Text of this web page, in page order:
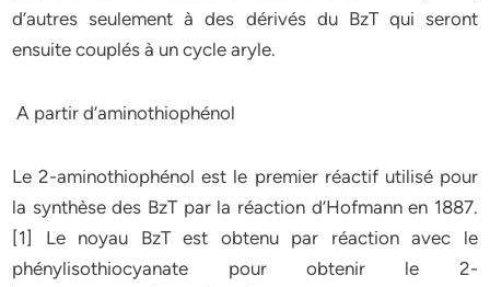
d’autres seulement à des dérivés du BzT qui seront
ensuite couplés à un cycle aryle.
A partir d’aminothiophénol
Le 2-aminothiophénol est le premier réactif utilisé pour
la synthèse des BzT par la réaction d’Hofmann en 1887.
[1] Le noyau BzT est obtenu par réaction avec le
phénylisothiocyanate pour obtenir le 2-